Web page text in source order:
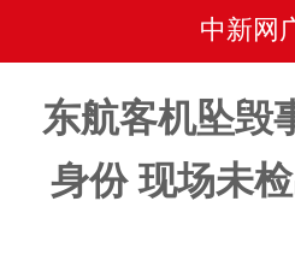
中新网
东航客机坠毁
身份 现场未